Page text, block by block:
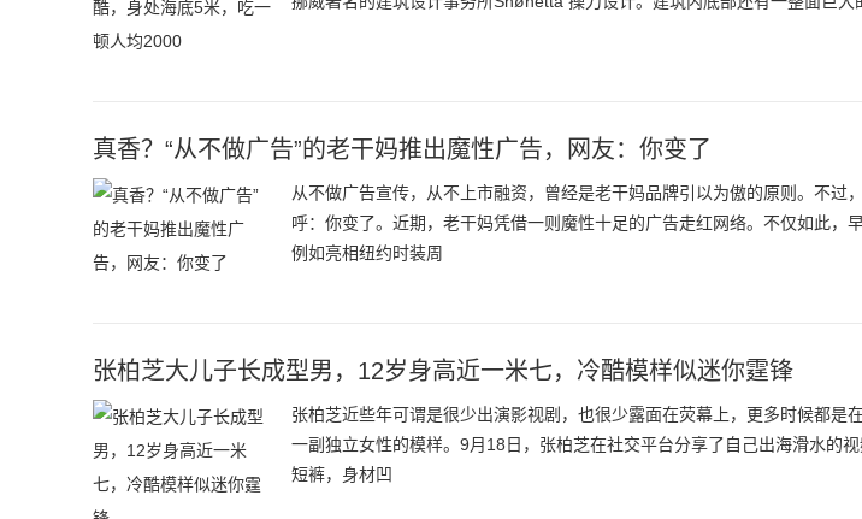
真香？“从不做广告”的老干妈推出魔性广告，网友：你变了
从不做广告宣传，从不上市融资，曾经是老干妈品牌引以为傲的原则。不过
呼：你变了。近期，老干妈凭借一则魔性十足的广告走红网络。不仅如此，
例如亮相纽约时装周
张柏芝大儿子长成型男，12岁身高近一米七，冷酷模样似迷你霆锋
张柏芝近些年可谓是很少出演影视剧，也很少露面在荧幕上，更多时候都是
一副独立女性的模样。9月18日，张柏芝在社交平台分享了自己出海滑水的
短裤，身材凹